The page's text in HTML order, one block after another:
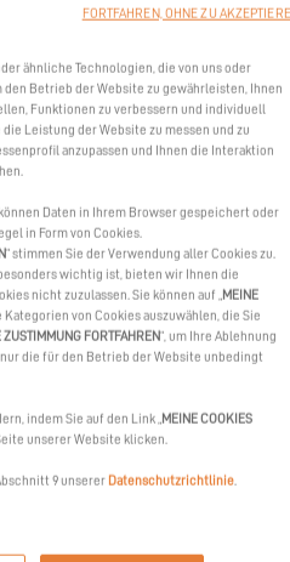
Kanal verfügbar!
ähnliche Technologien, die von uns oder
Betrieb der Website zu gewährleisten, Ihnen
Funktionen zu verbessern und individuell
Leistung der Website zu messen und zu
anzupassen und Ihnen die Interaktion
Daten in Ihrem Browser gespeichert oder
in Form von Cookies.
“ stimmen Sie der Verwendung aller Cookies zu.
wichtig ist, bieten wir Ihnen die
nicht zuzulassen. Sie können auf „MEINE
Kategorien von Cookies auszuwählen, die Sie
ZUSTIMMUNG FORTFAHREN“, um Ihre Ablehnung
die für den Betrieb der Website unbedingt
indem Sie auf den Link „MEINE COOKIES
unserer Website klicken.
9 unserer Datenschutzrichtlinie.
FORTFAHREN, OHNE ZU